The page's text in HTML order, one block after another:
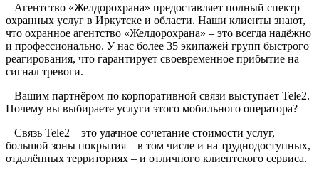
– Агентство «Желдорохрана» предоставляет полный спектр
охранных услуг в Иркутске и области. Наши клиенты знают,
что охранное агентство «Желдорохрана» – это всегда надёжно
и профессионально. У нас более 35 экипажей групп быстрого
реагирования, что гарантирует своевременное прибытие на
сигнал тревоги.
– Вашим партнёром по корпоративной связи выступает Tele2.
Почему вы выбираете услуги этого мобильного оператора?
– Связь Tele2 – это удачное сочетание стоимости услуг,
большой зоны покрытия – в том числе и на труднодоступных,
отдалённых территориях – и отличного клиентского сервиса.